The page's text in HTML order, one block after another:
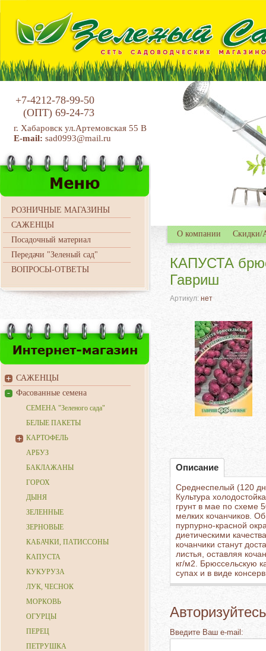
+7-4212-78-99-50
(ОПТ) 69-24-73
г. Хабаровск ул.Артемовская 55 В
E-mail: sad0993@mail.ru
О компании Скидки/
РОЗНИЧНЫЕ МАГАЗИНЫ
САЖЕНЦЫ
Посадочный материал
Передачи "Зеленый сад"
ВОПРОСЫ-ОТВЕТЫ
САЖЕНЦЫ
Фасованные семена
СЕМЕНА "Зеленого сада"
БЕЛЫЕ ПАКЕТЫ
КАРТОФЕЛЬ
АРБУЗ
БАКЛАЖАНЫ
ГОРОХ
ДЫНЯ
ЗЕЛЕННЫЕ
ЗЕРНОВЫЕ
КАБАЧКИ, ПАТИССОНЫ
КАПУСТА
КУКУРУЗА
ЛУК, ЧЕСНОК
МОРКОВЬ
ОГУРЦЫ
ПЕРЕЦ
ПЕТРУШКА
КАПУСТА
Гавриш
Артикул: нет
Описание
Среднеспелый (120
Культура
грунт в мае по схеме
мелких кочанчиков.
пурпурно-красной
диетическими
кочанчики станут
листья, оставляя
кг/м2. Брюссельскую
супах и в виде
Введите Ваш e-mail: